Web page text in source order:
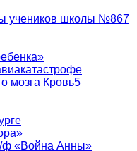
учеников школы №867
мозга Кровь5
ф «Война Анны»